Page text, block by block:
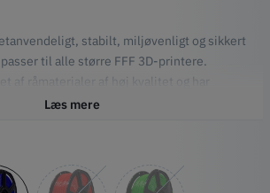
stabilt, miljøvenligt og sikkert
til alle større FFF 3D-printere.
af råmaterialer af høj kvalitet og har
og udskrivningsglatheden gennem
Læs mere